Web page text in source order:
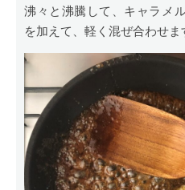
沸々と沸騰して、キャラメ
を加えて、軽く混ぜ合わせま